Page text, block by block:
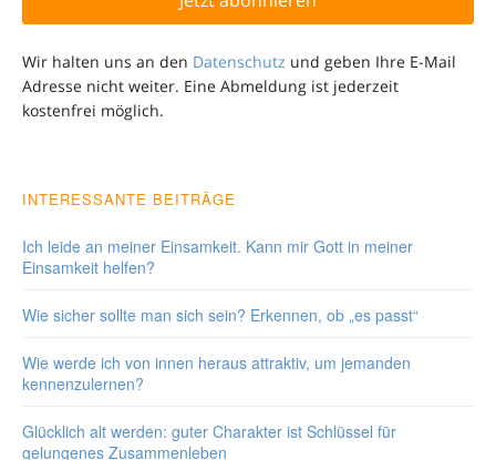
Wir halten uns an den Datenschutz und geben Ihre E-Mail
Adresse nicht weiter. Eine Abmeldung ist jederzeit
kostenfrei möglich.
INTERESSANTE BEITRÄGE
Ich leide an meiner Einsamkeit. Kann mir Gott in meiner
Einsamkeit helfen?
Wie sicher sollte man sich sein? Erkennen, ob „es passt“
Wie werde ich von innen heraus attraktiv, um jemanden
kennenzulernen?
Glücklich alt werden: guter Charakter ist Schlüssel für
gelungenes Zusammenleben